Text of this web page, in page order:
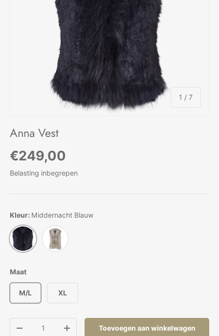
1 / van
7
Anna Vest
Reguliere prijs
€249,00
Belasting inbegrepen
Kleur: Middernacht Blauw
Middernacht Blauw
Maat
M/L XL
Verlaag de hoeveelheidVerhoog de hoeveelheid
Toevoegen aan winkelwagen